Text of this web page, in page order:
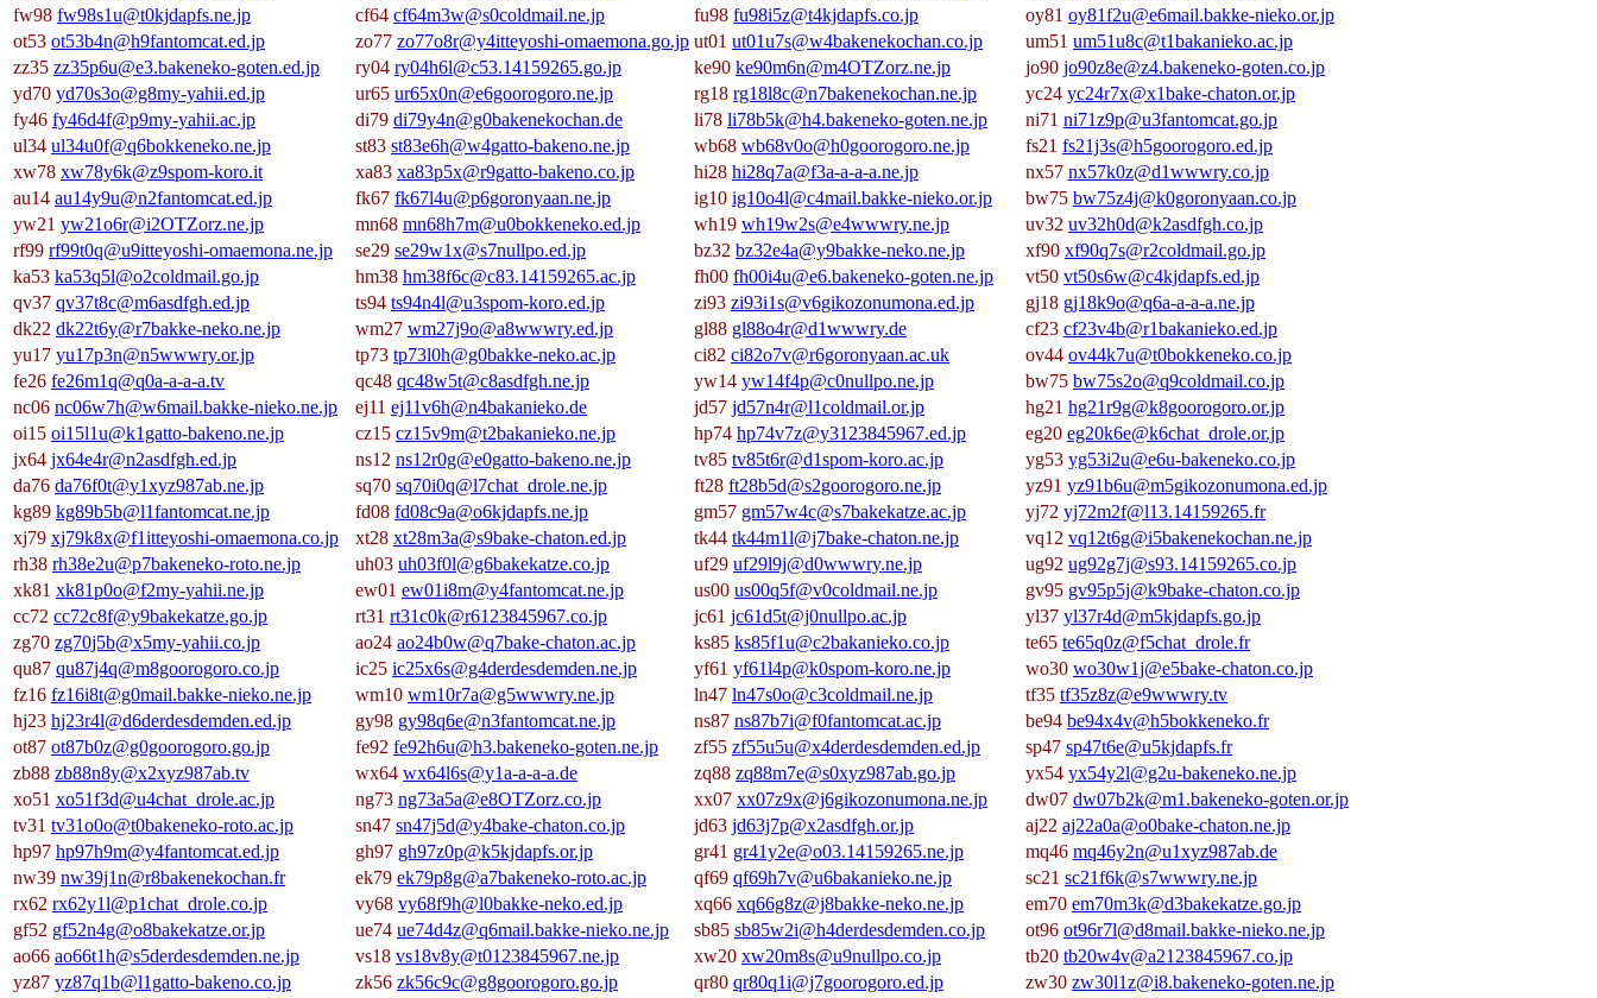
fw98 fw98s1u@t0kjdapfs.ne.jp cf64 cf64m3w@s0coldmail.ne.jp fu98 fu98i5z@t4kjdapfs.co.jp oy81 oy81f2u@e6mail.bakke-nieko.or.jp
ot53 ot53b4n@h9fantomcat.ed.jp zo77 zo77o8r@y4itteyoshi-omaemona.go.jp ut01 ut01u7s@w4bakenekochan.co.jp um51 um51u8c@t1bakanieko.ac.jp
zz35 zz35p6u@e3.bakeneko-goten.ed.jp ry04 ry04h6l@c53.14159265.go.jp ke90 ke90m6n@m4OTZorz.ne.jp jo90 jo90z8e@z4.bakeneko-goten.co.jp
yd70 yd70s3o@g8my-yahii.ed.jp ur65 ur65x0n@e6goorogoro.ne.jp rg18 rg18l8c@n7bakenekochan.ne.jp yc24 yc24r7x@x1bake-chaton.or.jp
fy46 fy46d4f@p9my-yahii.ac.jp di79 di79y4n@g0bakenekochan.de li78 li78b5k@h4.bakeneko-goten.ne.jp ni71 ni71z9p@u3fantomcat.go.jp
ul34 ul34u0f@q6bokkeneko.ne.jp st83 st83e6h@w4gatto-bakeno.ne.jp wb68 wb68v0o@h0goorogoro.ne.jp fs21 fs21j3s@h5goorogoro.ed.jp
xw78 xw78y6k@z9spom-koro.it xa83 xa83p5x@r9gatto-bakeno.co.jp hi28 hi28q7a@f3a-a-a-a.ne.jp nx57 nx57k0z@d1wwwry.co.jp
au14 au14y9u@n2fantomcat.ed.jp fk67 fk67l4u@p6goronyaan.ne.jp ig10 ig10o4l@c4mail.bakke-nieko.or.jp bw75 bw75z4j@k0goronyaan.co.jp
yw21 yw21o6r@i2OTZorz.ne.jp mn68 mn68h7m@u0bokkeneko.ed.jp wh19 wh19w2s@e4wwwry.ne.jp uv32 uv32h0d@k2asdfgh.co.jp
rf99 rf99t0q@u9itteyoshi-omaemona.ne.jp se29 se29w1x@s7nullpo.ed.jp bz32 bz32e4a@y9bakke-neko.ne.jp xf90 xf90q7s@r2coldmail.go.jp
ka53 ka53q5l@o2coldmail.go.jp hm38 hm38f6c@c83.14159265.ac.jp fh00 fh00i4u@e6.bakeneko-goten.ne.jp vt50 vt50s6w@c4kjdapfs.ed.jp
qv37 qv37t8c@m6asdfgh.ed.jp ts94 ts94n4l@u3spom-koro.ed.jp zi93 zi93i1s@v6gikozonumona.ed.jp gj18 gj18k9o@q6a-a-a-a.ne.jp
dk22 dk22t6y@r7bakke-neko.ne.jp wm27 wm27j9o@a8wwwry.ed.jp gl88 gl88o4r@d1wwwry.de cf23 cf23v4b@r1bakanieko.ed.jp
yu17 yu17p3n@n5wwwry.or.jp tp73 tp73l0h@g0bakke-neko.ac.jp ci82 ci82o7v@r6goronyaan.ac.uk ov44 ov44k7u@t0bokkeneko.co.jp
fe26 fe26m1q@q0a-a-a-a.tv qc48 qc48w5t@c8asdfgh.ne.jp yw14 yw14f4p@c0nullpo.ne.jp bw75 bw75s2o@q9coldmail.co.jp
nc06 nc06w7h@w6mail.bakke-nieko.ne.jp ej11 ej11v6h@n4bakanieko.de jd57 jd57n4r@l1coldmail.or.jp hg21 hg21r9g@k8goorogoro.or.jp
oi15 oi15l1u@k1gatto-bakeno.ne.jp cz15 cz15v9m@t2bakanieko.ne.jp hp74 hp74v7z@y3123845967.ed.jp eg20 eg20k6e@k6chat_drole.or.jp
jx64 jx64e4r@n2asdfgh.ed.jp ns12 ns12r0g@e0gatto-bakeno.ne.jp tv85 tv85t6r@d1spom-koro.ac.jp yg53 yg53i2u@e6u-bakeneko.co.jp
da76 da76f0t@y1xyz987ab.ne.jp sq70 sq70i0q@l7chat_drole.ne.jp ft28 ft28b5d@s2goorogoro.ne.jp yz91 yz91b6u@m5gikozonumona.ed.jp
kg89 kg89b5b@l1fantomcat.ne.jp fd08 fd08c9a@o6kjdapfs.ne.jp gm57 gm57w4c@s7bakekatze.ac.jp yj72 yj72m2f@l13.14159265.fr
xj79 xj79k8x@f1itteyoshi-omaemona.co.jp xt28 xt28m3a@s9bake-chaton.ed.jp tk44 tk44m1l@j7bake-chaton.ne.jp vq12 vq12t6g@i5bakenekochan.ne.jp
rh38 rh38e2u@p7bakeneko-roto.ne.jp uh03 uh03f0l@g6bakekatze.co.jp uf29 uf29l9j@d0wwwry.ne.jp ug92 ug92g7j@s93.14159265.co.jp
xk81 xk81p0o@f2my-yahii.ne.jp ew01 ew01i8m@y4fantomcat.ne.jp us00 us00q5f@v0coldmail.ne.jp gv95 gv95p5j@k9bake-chaton.co.jp
cc72 cc72c8f@y9bakekatze.go.jp rt31 rt31c0k@r6123845967.co.jp jc61 jc61d5t@j0nullpo.ac.jp yl37 yl37r4d@m5kjdapfs.go.jp
zg70 zg70j5b@x5my-yahii.co.jp ao24 ao24b0w@q7bake-chaton.ac.jp ks85 ks85f1u@c2bakanieko.co.jp te65 te65q0z@f5chat_drole.fr
qu87 qu87j4q@m8goorogoro.co.jp ic25 ic25x6s@g4derdesdemden.ne.jp yf61 yf61l4p@k0spom-koro.ne.jp wo30 wo30w1j@e5bake-chaton.co.jp
fz16 fz16i8t@g0mail.bakke-nieko.ne.jp wm10 wm10r7a@g5wwwry.ne.jp ln47 ln47s0o@c3coldmail.ne.jp tf35 tf35z8z@e9wwwry.tv
hj23 hj23r4l@d6derdesdemden.ed.jp gy98 gy98q6e@n3fantomcat.ne.jp ns87 ns87b7i@f0fantomcat.ac.jp be94 be94x4v@h5bokkeneko.fr
ot87 ot87b0z@g0goorogoro.go.jp fe92 fe92h6u@h3.bakeneko-goten.ne.jp zf55 zf55u5u@x4derdesdemden.ed.jp sp47 sp47t6e@u5kjdapfs.fr
zb88 zb88n8y@x2xyz987ab.tv wx64 wx64l6s@y1a-a-a-a.de zq88 zq88m7e@s0xyz987ab.go.jp yx54 yx54y2l@g2u-bakeneko.ne.jp
xo51 xo51f3d@u4chat_drole.ac.jp ng73 ng73a5a@e8OTZorz.co.jp xx07 xx07z9x@j6gikozonumona.ne.jp dw07 dw07b2k@m1.bakeneko-goten.or.jp
tv31 tv31o0o@t0bakeneko-roto.ac.jp sn47 sn47j5d@y4bake-chaton.co.jp jd63 jd63j7p@x2asdfgh.or.jp aj22 aj22a0a@o0bake-chaton.ne.jp
hp97 hp97h9m@y4fantomcat.ed.jp gh97 gh97z0p@k5kjdapfs.or.jp gr41 gr41y2e@o03.14159265.ne.jp mq46 mq46y2n@u1xyz987ab.de
nw39 nw39j1n@r8bakenekochan.fr ek79 ek79p8g@a7bakeneko-roto.ac.jp qf69 qf69h7v@u6bakanieko.ne.jp sc21 sc21f6k@s7wwwry.ne.jp
rx62 rx62y1l@p1chat_drole.co.jp vy68 vy68f9h@l0bakke-neko.ed.jp xq66 xq66g8z@j8bakke-neko.ne.jp em70 em70m3k@d3bakekatze.go.jp
gf52 gf52n4g@o8bakekatze.or.jp ue74 ue74d4z@q6mail.bakke-nieko.ne.jp sb85 sb85w2i@h4derdesdemden.co.jp ot96 ot96r7l@d8mail.bakke-nieko.ne.jp
ao66 ao66t1h@s5derdesdemden.ne.jp vs18 vs18v8y@t0123845967.ne.jp xw20 xw20m8s@u9nullpo.co.jp tb20 tb20w4v@a2123845967.co.jp
yz87 yz87q1b@l1gatto-bakeno.co.jp zk56 zk56c9c@g8goorogoro.go.jp qr80 qr80q1i@j7goorogoro.ed.jp zw30 zw30l1z@i8.bakeneko-goten.ne.jp